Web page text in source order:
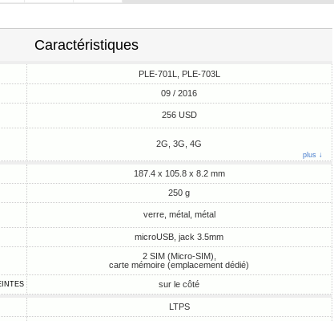
Caractéristiques
PLE-701L, PLE-703L
09 / 2016
256 USD
2G, 3G, 4G
plus ↓
187.4 x 105.8 x 8.2 mm
250 g
verre, métal, métal
microUSB, jack 3.5mm
2 SIM (Micro-SIM),
carte mémoire (emplacement dédié)
sur le côté
LTPS